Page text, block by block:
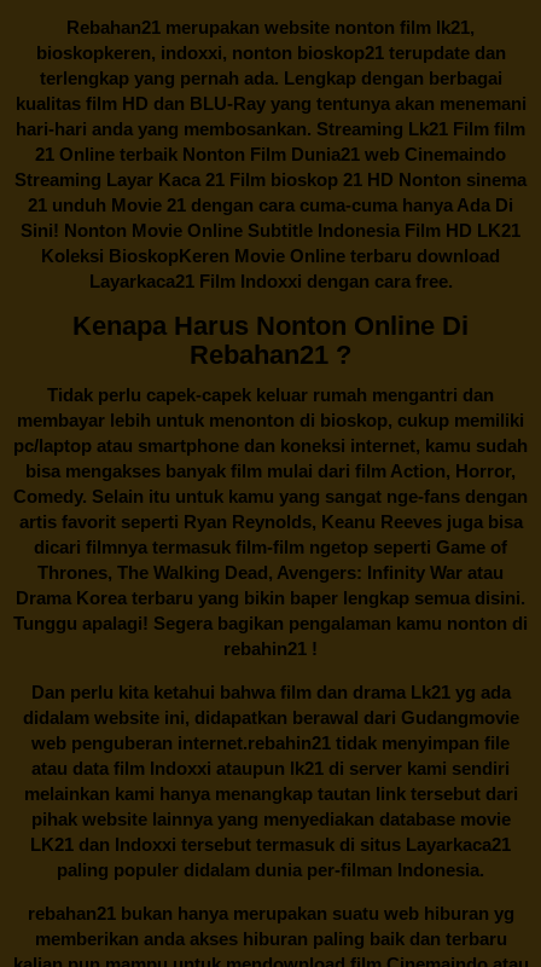
Rebahan21 merupakan website nonton film lk21,
bioskopkeren, indoxxi, nonton bioskop21 terupdate dan
terlengkap yang pernah ada. Lengkap dengan berbagai
kualitas film HD dan BLU-Ray yang tentunya akan menemani
hari-hari anda yang membosankan. Streaming Lk21 Film film
21 Online terbaik Nonton Film Dunia21 web Cinemaindo
Streaming Layar Kaca 21 Film bioskop 21 HD Nonton sinema
21 unduh Movie 21 dengan cara cuma-cuma hanya Ada Di
Sini! Nonton Movie Online Subtitle Indonesia Film HD LK21
Koleksi BioskopKeren Movie Online terbaru download
Layarkaca21 Film Indoxxi dengan cara free.
Kenapa Harus Nonton Online Di
Rebahan21 ?
Tidak perlu capek-capek keluar rumah mengantri dan
membayar lebih untuk menonton di bioskop, cukup memiliki
pc/laptop atau smartphone dan koneksi internet, kamu sudah
bisa mengakses banyak film mulai dari film Action, Horror,
Comedy. Selain itu untuk kamu yang sangat nge-fans dengan
artis favorit seperti Ryan Reynolds, Keanu Reeves juga bisa
dicari filmnya termasuk film-film ngetop seperti Game of
Thrones, The Walking Dead, Avengers: Infinity War atau
Drama Korea terbaru yang bikin baper lengkap semua disini.
Tunggu apalagi! Segera bagikan pengalaman kamu nonton di
rebahin21 !
Dan perlu kita ketahui bahwa film dan dramaLk21yg ada
didalam website ini, didapatkan berawal dari Gudangmovie
web penguberan internet.rebahin21 tidak menyimpan file
atau data film Indoxxi ataupun lk21 di server kami sendiri
melainkan kami hanya menangkap tautan link tersebut dari
pihak website lainnya yang menyediakan database movie
LK21 dan Indoxxi tersebut termasuk di situs Layarkaca21
paling populer didalam dunia per-filman Indonesia.
rebahan21bukan hanya merupakan suatu web hiburan yg
memberikan anda akses hiburan paling baik dan terbaru